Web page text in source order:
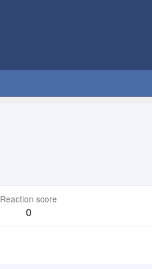
Reaction score
0